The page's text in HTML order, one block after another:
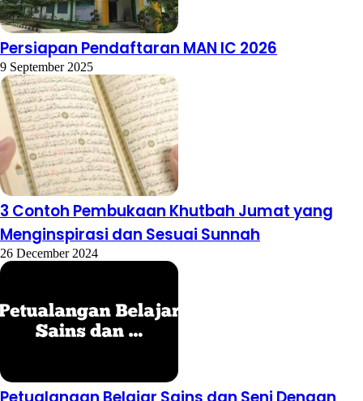
Persiapan Pendaftaran MAN IC 2026
9 September 2025
3 Contoh Pembukaan Khutbah Jumat yang
Menginspirasi dan Sesuai Sunnah
26 December 2024